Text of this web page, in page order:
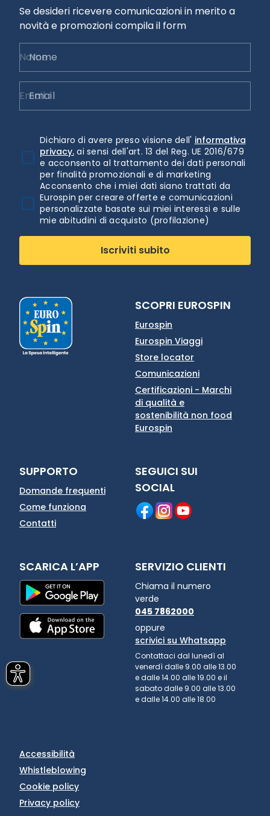
Se desideri ricevere comunicazioni in merito a
novità e promozioni compila il form
Nome
Email
Dichiaro di avere preso visione dell' informativa
privacy. ai sensi dell'art. 13 del Reg. UE 2016/679
e acconsento al trattamento dei dati personali
per finalità promozionali e di marketing
Acconsento che i miei dati siano trattati da
Eurospin per creare offerte e comunicazioni
personalizzate basate sui miei interessi e sulle
mie abitudini di acquisto (profilazione)
Iscriviti subito
SCOPRI EUROSPIN
Eurospin
Eurospin Viaggi
Store locator
Comunicazioni
Certificazioni - Marchi
di qualità e
sostenibilità non food
Eurospin
SUPPORTO
Domande frequenti
Come funziona
Contatti
SEGUICI SUI
SOCIAL
SCARICA L’APP SERVIZIO CLIENTI
Chiama il numero
verde
045 7862000
oppure
scrivici su Whatsapp
Contattaci dal lunedì al
venerdì dalle 9.00 alle 13.00
e dalle 14.00 alle 19.00 e il
sabato dalle 9.00 alle 13.00
e dalle 14.00 alle 18.00
Accessibilità
Whistleblowing
Cookie policy
Privacy policy